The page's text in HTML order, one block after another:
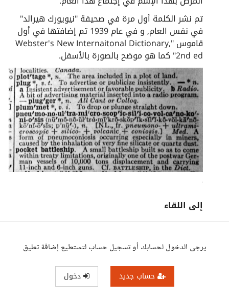
تم نشر الكلمة أول مرة في صحيفة "نيويورك هيرالد"
في نفس العام, و في عام 1939 تم إضافتها في أول
قاموس "Webster's New Internaitonal Dictionary,
2nd ed" كما هو موضح بالصورة بالأسفل.
إلى اللقاء
يرجى الدخول لحسابك أو تسجيل حساب لتستطيع إضافة تعليق
حساب جديد دخول